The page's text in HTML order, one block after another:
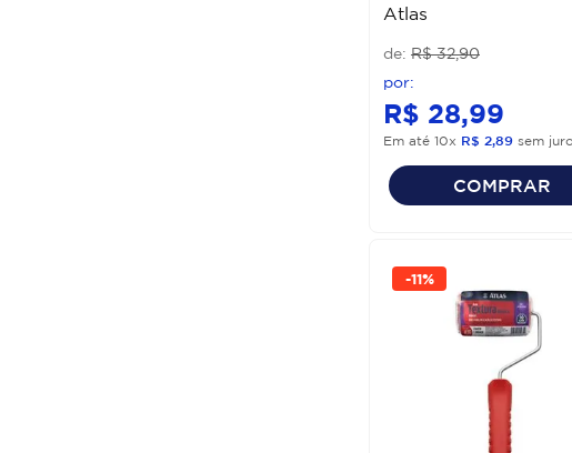
Atlas
R$ 32,90
R$ 28,99
Em até 10x R$ 2,89 sem
COMPRAR
-11%